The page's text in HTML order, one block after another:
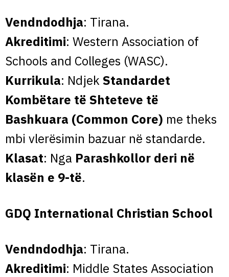
Vendndodhja: Tirana.
Akreditimi: Western Association of
Schools and Colleges (WASC).
Kurrikula: Ndjek Standardet
Kombëtare të Shteteve të
Bashkuara (Common Core) me theks
mbi vlerësimin bazuar në standarde.
Klasat: Nga Parashkollor deri në
klasën e 9-të.
GDQ International Christian School
Vendndodhja: Tirana.
Akreditimi: Middle States Association